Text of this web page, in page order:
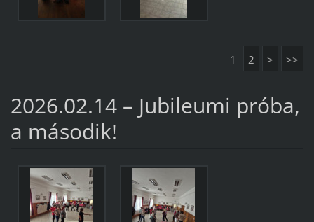
1 2 > >>
2026.02.14 – Jubileumi próba,
a második!